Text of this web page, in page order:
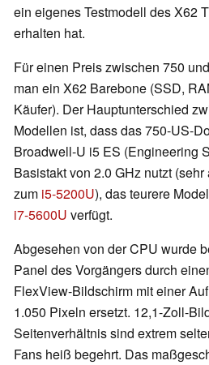
ein eigenes Testmodell des X62
erhalten hat.
Für einen Preis zwischen 750
man ein X62 Barebone (SSD,
Käufer). Der Hauptunterschied
Modellen ist, dass das 750-US-
Broadwell-U i5 ES (Engineering
Basistakt von 2.0 GHz nutzt
zum i5-5200U), das teurere
i7-5600U verfügt.
Abgesehen von der CPU wurde
Panel des Vorgängers durch
FlexView-Bildschirm mit einer
1.050 Pixeln ersetzt. 12,1-Zoll-
Seitenverhältnis sind extrem
Fans heiß begehrt. Das